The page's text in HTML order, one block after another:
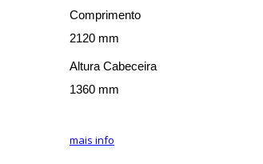
Comprimento
2120 mm
Altura Cabeceira
1360 mm
mais info